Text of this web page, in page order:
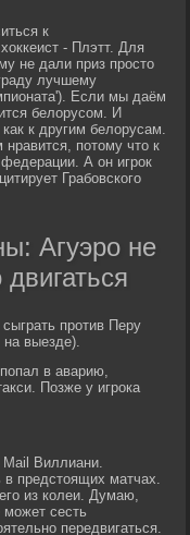
к
- Плэтт. Для
не дали приз просто
лучшему
Если мы даём
белорусом. И
к другим белорусам.
потому что к
А он игрок
Грабовского
Агуэро не
против Перу
на выезде).
в аварию,
Позже у игрока
Виллиани.
предстоящих матчах.
из колеи. Думаю,
может сесть
передвигаться.